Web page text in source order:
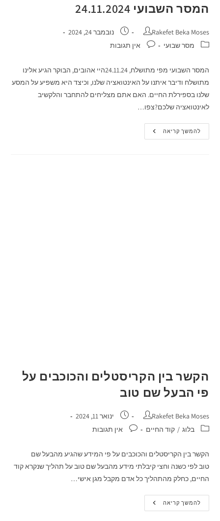
המסר השבועי 24.11.2024
Rakefet Beka Moses
נובמבר 24, 2024
מסר שבועי
אין תגובות
המסר השבועי מפי מתושלח, 24.11.24היי אהובים, הבוקר הגיע אלינו
מתושלח ודיבר איתנו על האינטואציה שלנו, וכיצד היא משפיע על המסע
שלנו בספירלת החיים. האם אתם מצליחים להתחבר והלקשיב
לאינטואציה שלכם?צפו…
להמשך קריאה
הקשר בין הקריסטלים והכוכבים על
פי הבעל שם טוב
Rakefet Beka Moses
ינואר 11, 2024
בלוג / קוד החיים אין תגובות
הקשר בין הקריסטלים והכוכבים על פי המידע שהגיע מהבעל שם
טוב לפי כשנה וחצי קיבלתי מידע מהבעל שם טוב על תהליך שנקרא קוד
החיים, כחלק מהתהליך כל אדם מקבל מגן אישי…
להמשך קריאה